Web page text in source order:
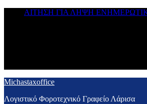
ΑΙΤΗΣΗ ΓΙΑ ΛΗΨΗ
Michastaxoffice
Λογιστικό Φοροτεχνικό Γραφείο Λάρισα